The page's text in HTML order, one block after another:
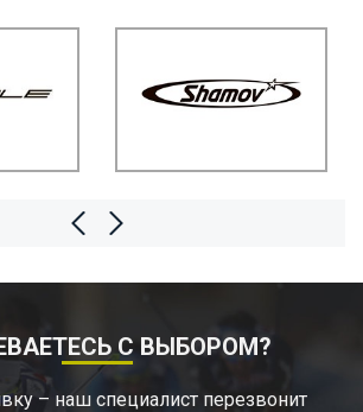
С ВЫБОРОМ?
– наш специалист перезвонит